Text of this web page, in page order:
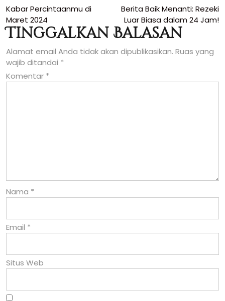
Navigasi
pos
Kabar Percintaanmu di
Maret 2024
Berita Baik Menanti: Rezeki
Luar Biasa dalam 24 Jam!
Tinggalkan Balasan
Alamat email Anda tidak akan dipublikasikan. Ruas yang
wajib ditandai *
Komentar *
Nama *
Email *
Situs Web